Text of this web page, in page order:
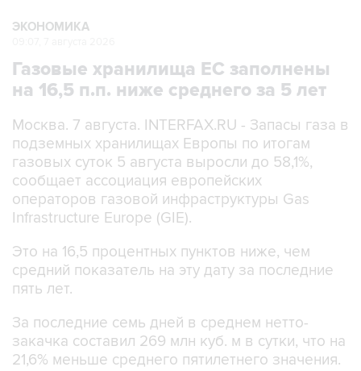
ЭКОНОМИКА
Газовые хранилища ЕС заполнены
на 16,5 п.п. ниже среднего за 5 лет
Москва. 7 августа. INTERFAX.RU - Запасы газа в
подземных хранилищах Европы по итогам
газовых суток 5 августа выросли до 58,1%,
сообщает ассоциация европейских
операторов газовой инфраструктуры Gas
Infrastructure Europe (GIE).
Это на 16,5 процентных пунктов ниже, чем
средний показатель на эту дату за последние
пять лет.
За последние семь дней в среднем нетто-
закачка составил 269 млн куб. м в сутки, что на
21,6% меньше среднего пятилетнего значения.